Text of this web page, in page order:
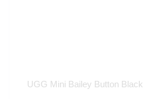
UGG Mini Bailey Button Black